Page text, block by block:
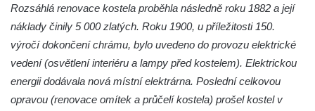
Kaple Krista v žaláři u kostela Nalezení
svatého Kříže ve Frýdlantu
Kostel Nalezení svatého Kříže ve Frýdlantu
Kostel Krista Spasitele ve Frýdlantu
Kaple Getsemanské zahrady na křížové
Rozsáhlá renovace kostela proběhla následně roku 1882 a její
náklady činily 5 000 zlatých. Roku 1900, u příležitosti 150.
výročí dokončení chrámu, bylo uvedeno do provozu elektrické
vedení (osvětlení interiéru a lampy před kostelem). Elektrickou
energii dodávala nová místní elektrárna. Poslední celkovou
opravou (renovace omítek a průčelí kostela) prošel kostel v